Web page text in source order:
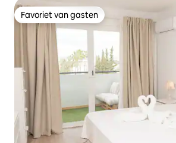
Favoriet van gasten
Favoriet van gasten